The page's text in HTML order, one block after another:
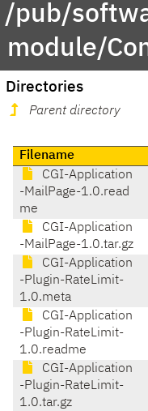
/pub/
module/
Directories
Parent directory
Filename
CGI-Application
-MailPage-1.0.read
me
CGI-Application
-MailPage-1.0.tar.gz
CGI-Application
-Plugin-RateLimit-
1.0.meta
CGI-Application
-Plugin-RateLimit-
1.0.readme
CGI-Application
-Plugin-RateLimit-
1.0.tar.gz